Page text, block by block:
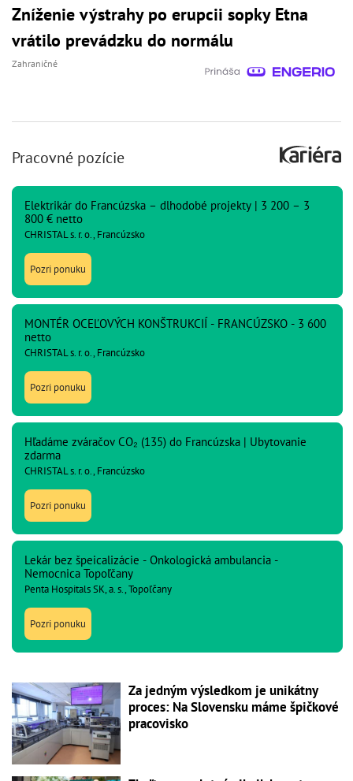
Zníženie výstrahy po erupcii sopky Etna
vrátilo prevádzku do normálu
Zahraničné
Pracovné pozície
Elektrikár do Francúzska – dlhodobé projekty | 3 200 – 3
800 € netto
CHRISTAL s. r. o., Francúzsko
Pozri ponuku
MONTÉR OCEĽOVÝCH KONŠTRUKCIÍ - FRANCÚZSKO - 3 600
netto
CHRISTAL s. r. o., Francúzsko
Pozri ponuku
Hľadáme zváračov CO₂ (135) do Francúzska | Ubytovanie
zdarma
CHRISTAL s. r. o., Francúzsko
Pozri ponuku
Lekár bez špeicalizácie - Onkologická ambulancia -
Nemocnica Topoľčany
Penta Hospitals SK, a. s., Topoľčany
Pozri ponuku
Za jedným výsledkom je unikátny
proces: Na Slovensku máme špičkové
pracovisko